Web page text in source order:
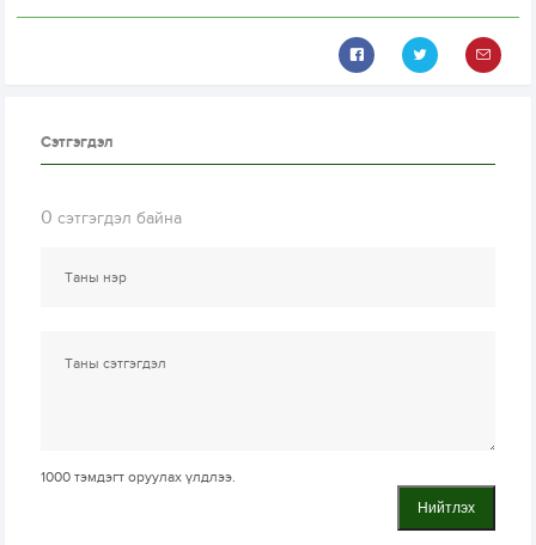
Сэтгэгдэл
0 сэтгэгдэл байна
1000 тэмдэгт оруулах үлдлээ.
Нийтлэх